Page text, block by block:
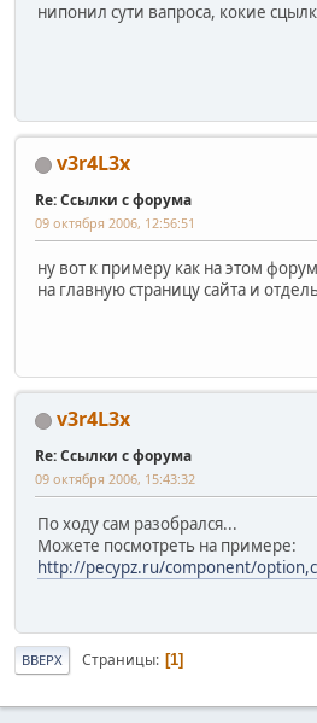
нипонил сути вапроса, кокие
v3r4L3x
Re: Ссылки с форума
09 октября 2006, 12:56:51
ну вот к примеру как на этом
на главную страницу сайта и
v3r4L3x
Re: Ссылки с форума
09 октября 2006, 15:43:32
По ходу сам разобрался...
Можете посмотреть на примере:
http://pecypz.ru/component/
ВВЕРХ Страницы 1